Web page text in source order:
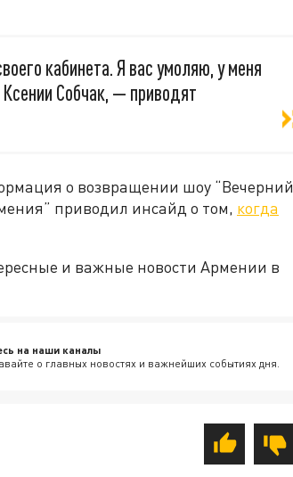
кабинета. Я вас умоляю, у меня
Собчак, — приводят
о возвращении шоу “Вечерний
приводил инсайд о том, когда
и важные новости Армении в
на наши каналы
о главных новостях и важнейших событиях дня.